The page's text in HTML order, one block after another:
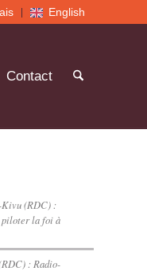
English
Contact
Kivu (RDC) :
piloter la foi à
: Radio-